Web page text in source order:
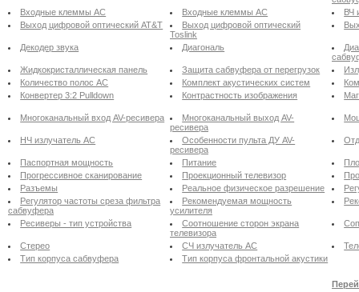
Входные клеммы АС
Входные клеммы АС
ВЧ
Выход цифровой оптический AT&T
Выход цифровой оптический
Toslink
Декодер звука Диагональ
Жидкокристаллическая панель
Защита сабвуфера от перегрузок
Количество полос АС
Комплект акустических систем
Конвертер 3:2 Pulldown
Контрастность изображения
Многоканальный вход AV-ресивера
Многоканальный выход AV-
ресивера
НЧ излучатель АС
Особенности пульта ДУ AV-
ресивера
Паспортная мощность Питание
Прогрессивное сканирование
Проекционный телевизор
Разъемы
Реальное физическое разрешение
Регулятор частоты среза фильтра
сабвуфера
Рекомендуемая мощность
усилителя
Ресиверы - тип устройства
Соотношение сторон экрана
телевизора
Стерео СЧ излучатель АС
Тип корпуса сабвуфера
Тип корпуса фронтальной акустики